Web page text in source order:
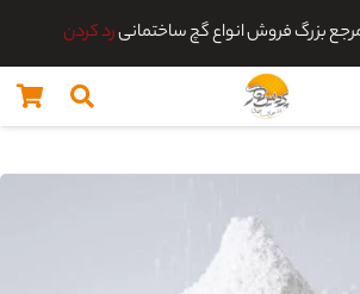
بزرگ فروش انواع گچ ساختمانیرد کردن